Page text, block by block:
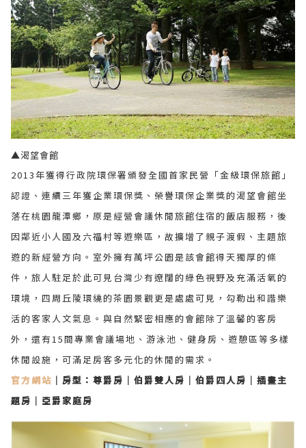
▲渴望會館
2013年獲得行政院環保署頒發全國首家民營「金級環保旅館」
認證、連續三年獲企業環保獎、榮譽環保企業獎的渴望會館坐
落在桃園龍潭鄉，原是經營會議休閒旅館住宿的飯店服務，後
因鄰近小人國及六福村等遊樂區，故擴增了親子渡假、主題旅
遊的新經營方向。室外擁有萬坪公園是該會館得天獨厚的條
件，旅人駐足於此可見台灣少有遼闊的綠色視野及充滿活氧的
環境，四周丘陵環繞的茶園景觀更是處處可見，勾勒出和諧樂
活的客家人文氣息。與自然緊密相應的會館除了溫馨的客房
外，還有15間專業會議場地、游泳池、健身房、遊憩區等多樣
休閒設施，可滿足房客多元化的休閒的需求。
官方網站 ｜房型： 尊爵房｜伯爵雙人房｜伯爵四人房｜插畫主
題房｜亞爵家庭房